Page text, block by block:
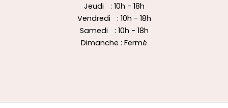
Jeudi : 10h - 18h
Vendredi : 10h - 18h
Samedi : 10h - 18h
Dimanche : Fermé